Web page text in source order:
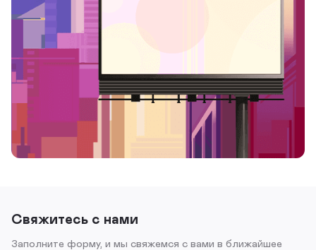
Свяжитесь с нами
Заполните форму, и мы свяжемся с вами в ближайшее